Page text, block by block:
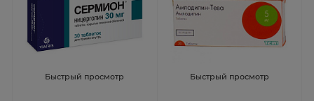
Быстрый просмотр Быстрый просмотр